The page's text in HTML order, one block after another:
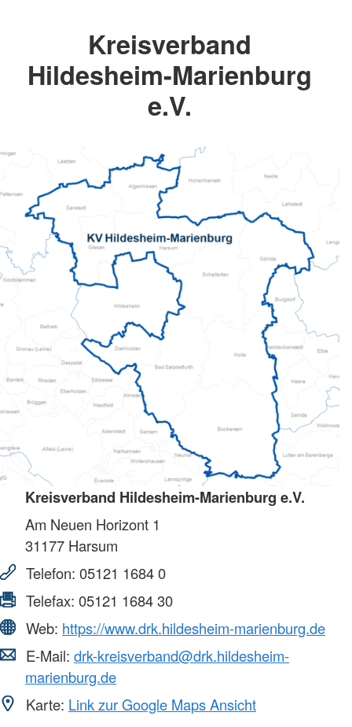
Kreisverband
Hildesheim-Marienburg
e.V.
Kreisverband Hildesheim-Marienburg e.V.
Am Neuen Horizont 1
31177 Harsum
Telefon: 05121 1684 0
Telefax: 05121 1684 30
Web: https://www.drk.hildesheim-marienburg.de
E-Mail: drk-kreisverband@drk.hildesheim-
marienburg.de
Karte: Link zur Google Maps Ansicht